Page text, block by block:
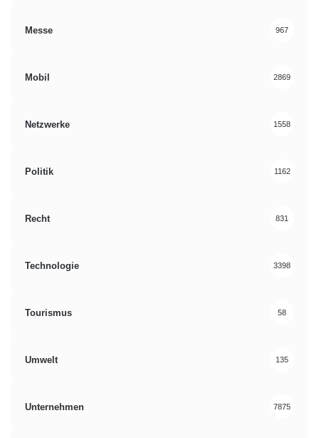
Messe 967
Mobil 2869
Netzwerke 1558
Politik 1162
Recht 831
Technologie 3398
Tourismus 58
Umwelt 135
Unternehmen 7875